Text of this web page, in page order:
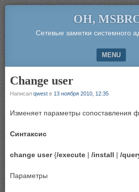
OH,
Сетевые заметки системного
MENU
Change user
Написал qwest в 13 ноября 2010, 12:35
Изменяет параметры сопоставления
Синтаксис
change user{/execute | /install | /
Параметры